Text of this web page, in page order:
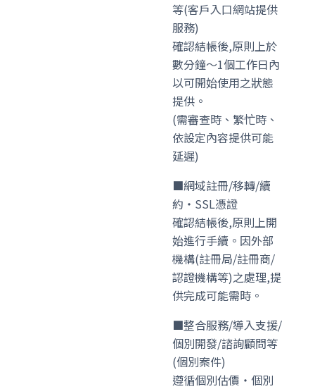
等(客戶入口網站提供
服務)
確認結帳後,原則上於
數分鐘〜1個工作日內
以可開始使用之狀態
提供。
(需審查時、繁忙時、
依設定內容提供可能
延遲)
■網域註冊/移轉/續
約・SSL憑證
確認結帳後,原則上開
始進行手續。因外部
機構(註冊局/註冊商/
認證機構等)之處理,提
供完成可能需時。
■整合服務/導入支援/
個別開發/諮詢顧問等
(個別案件)
遵循個別估價・個別